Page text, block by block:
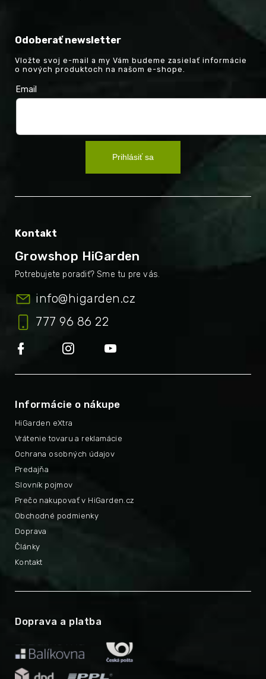
Odoberať newsletter
Vložte svoj e-mail a my Vám budeme zasielať informácie
o nových produktoch na našom e-shope.
Email
Prihlásiť sa
Kontakt
Growshop HiGarden
info@higarden.cz
777 96 86 22
Informácie o nákupe
HiGarden eXtra
Prečo nakupovať v HiGarden.cz
Vrátenie tovaru a reklamácie
Obchodné podmienky
Ochrana osobných údajov
Doprava
Predajňa
Články
Slovník pojmov
Kontakt
Doprava a platba